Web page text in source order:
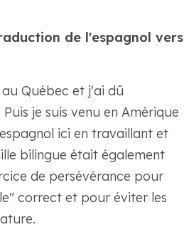
de l'espagnol vers
Québec et j'ai dû
je suis venu en Amérique
ici en travaillant et
bilingue était également
de persévérance pour
correct et pour éviter les